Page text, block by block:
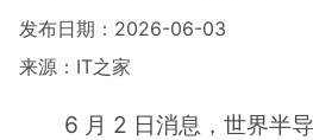
发布日期：2026-06-03
来源：IT之家
6 月 2 日消息，世界半